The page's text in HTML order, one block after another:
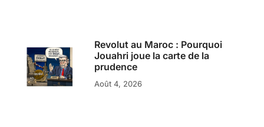
Revolut au Maroc : Pourquoi
Jouahri joue la carte de la
prudence
Août 4, 2026